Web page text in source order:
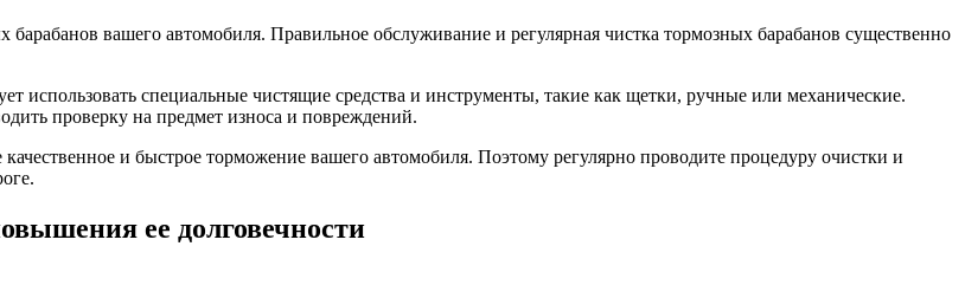
вашего автомобиля. Правильное обслуживание и регулярная чистка тормозных барабанов существенно
использовать специальные чистящие средства и инструменты, такие как щетки, ручные или механические.
проверку на предмет износа и повреждений.
и быстрое торможение вашего автомобиля. Поэтому регулярно проводите процедуру очистки и
ее долговечности